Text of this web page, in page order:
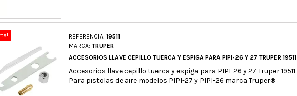
REFERENCIA: 19511
MARCA: TRUPER
ACCESORIOS LLAVE CEPILLO TUERCA Y ESPIGA PARA PIPI-26 Y 27 TRUPER 19511
Accesorios llave cepillo tuerca y espiga para PIPI-26 y 27 Truper 19511
Para pistolas de aire modelos PIPI-27 y PIPI-26 marca Truper®